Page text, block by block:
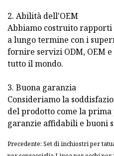
2. Abilità dell'OEM
Abbiamo costruito
a lungo termine con i
fornire servizi ODM, OEM
tutto il mondo.
3. Buona garanzia
Consideriamo la
del prodotto come la
garanzie affidabili e buoni
Precedente: Set di inchiostri per